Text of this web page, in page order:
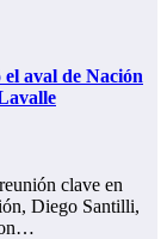
aval de Nación
clave en
Diego Santilli,